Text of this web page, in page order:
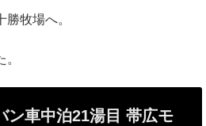
牧場へ。
ン車中泊21湯目 帯広モ